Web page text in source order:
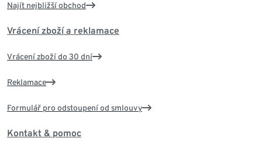
Najít nejbližší obchod
Vrácení zboží a reklamace
Vrácení zboží do 30 dní
Reklamace
Formulář pro odstoupení od smlouvy
Kontakt & pomoc